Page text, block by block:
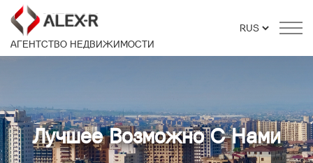
АГЕНТСТВО НЕДВИЖИМОСТИ
Лучшее Возможно С Нами